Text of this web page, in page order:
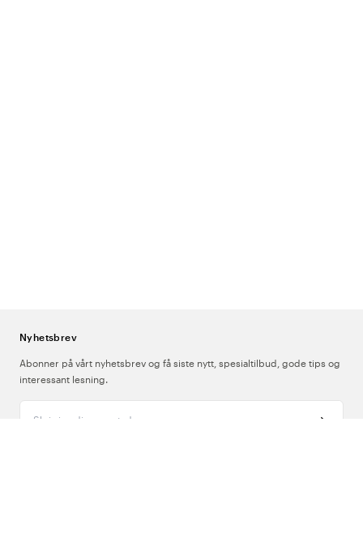
Nyhetsbrev
Abonner på vårt nyhetsbrev og få siste nytt, spesialtilbud, gode tips og
interessant lesning.